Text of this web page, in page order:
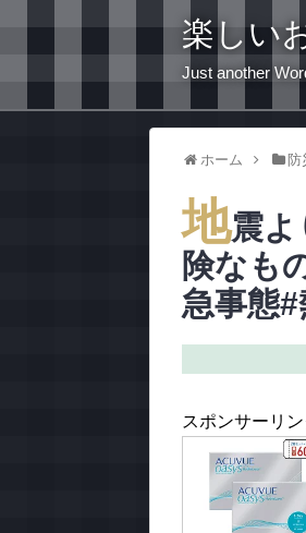
楽しい
Just another
ホーム 防
地震よ
険なも
急事態
スポンサーリン